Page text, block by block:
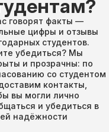
говорят факты —
цифры и отзывы
студентов.
убедиться? Мы
и прозрачны: по
со студентом
контакты,
вы могли лично
и убедиться в
надёжности